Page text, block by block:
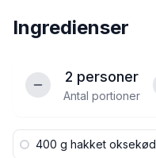
Ingredienser
2 personer
Antal portioner
400 g hakket oksekød